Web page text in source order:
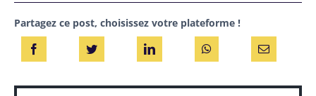
Partagez ce post, choisissez votre plateforme !